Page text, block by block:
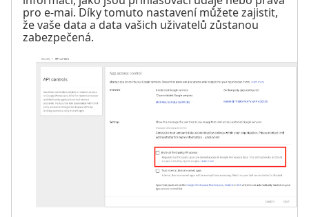
pro e-mai. Díky tomuto nastavení můžete zajistit,
že vaše data a data vašich uživatelů zůstanou
zabezpečená.